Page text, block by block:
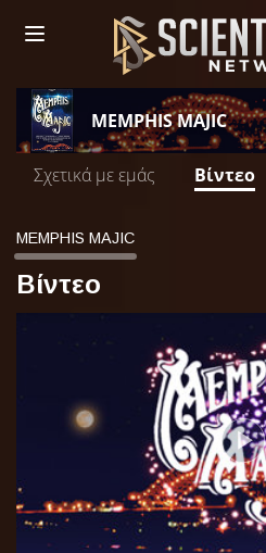
MEMPHIS MAJIC
Σχετικά με εμάς Βίντεο
MEMPHIS MAJIC
Βίντεο